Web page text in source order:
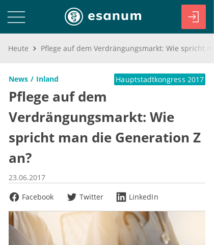
Heute
News Inland Hauptstadtkongress 2017
Pflege auf dem
Verdrängungsmarkt: Wie
spricht man die Generation Z
an?
23.06.2017
Facebook
Twitter LinkedIn